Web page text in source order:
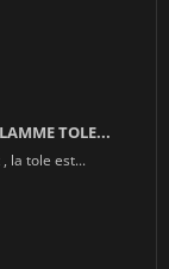
TOLE...
la tole est...